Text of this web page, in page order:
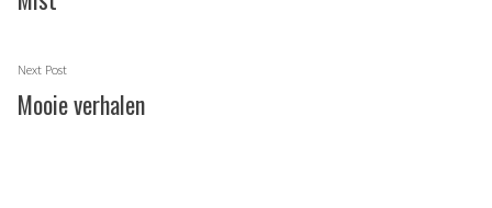
Next PostNext
Mooie verhalen